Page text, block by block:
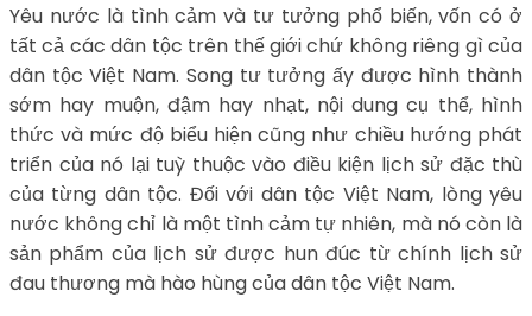
Yêu nước là tình cảm và tư tưởng phổ biến, vốn có ở
tất cả các dân tộc trên thế giới chứ không riêng gì của
dân tộc Việt Nam. Song tư tưởng ấy được hình thành
sớm hay muộn, đậm hay nhạt, nội dung cụ thể, hình
thức và mức độ biểu hiện cũng như chiều hướng phát
triển của nó lại tuỳ thuộc vào điều kiện lịch sử đặc thù
của từng dân tộc. Đối với dân tộc Việt Nam, lòng yêu
nước không chỉ là một tình cảm tự nhiên, mà nó còn là
sản phẩm của lịch sử được hun đúc từ chính lịch sử
đau thương mà hào hùng của dân tộc Việt Nam.